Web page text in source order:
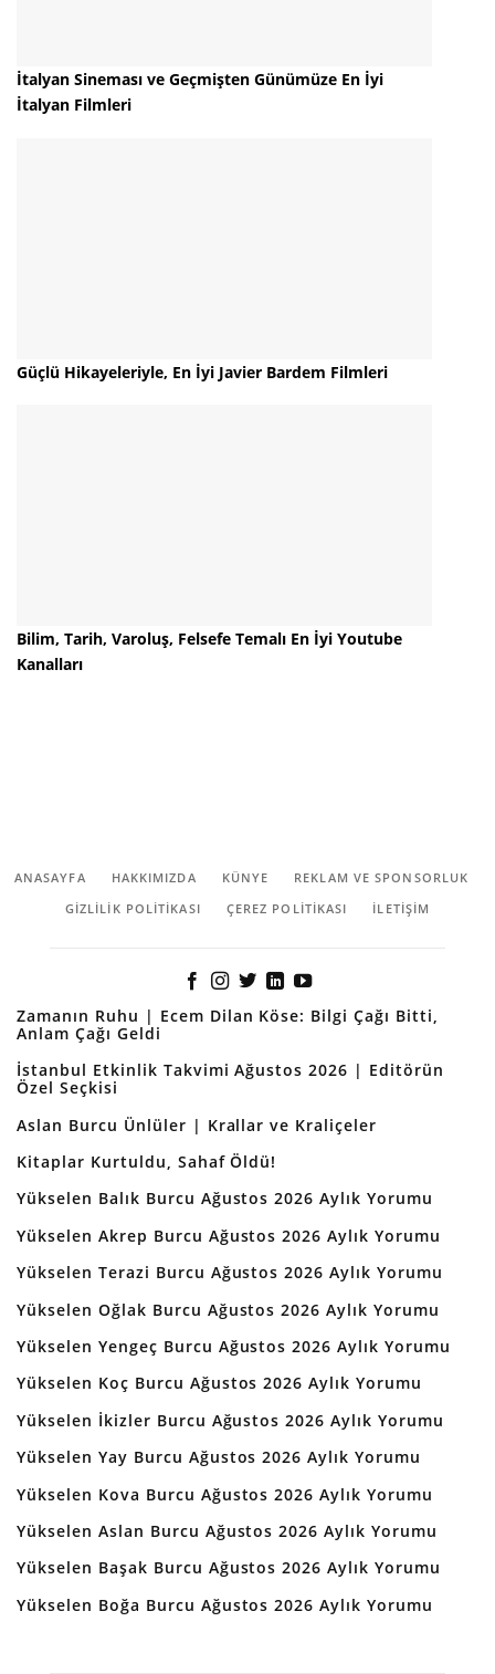
İtalyan Sineması ve Geçmişten Günümüze En İyi
İtalyan Filmleri
Güçlü Hikayeleriyle, En İyi Javier Bardem Filmleri
Bilim, Tarih, Varoluş, Felsefe Temalı En İyi Youtube
Kanalları
ANASAYFA HAKKIMIZDA KÜNYE
REKLAM VE SPONSORLUK
GIZLILIK POLITIKASI
ÇEREZ POLITIKASI İLETİŞİM
Zamanın Ruhu | Ecem Dilan Köse: Bilgi Çağı Bitti,
Anlam Çağı Geldi
İstanbul Etkinlik Takvimi Ağustos 2026 | Editörün
Özel Seçkisi
Aslan Burcu Ünlüler | Krallar ve Kraliçeler
Kitaplar Kurtuldu, Sahaf Öldü!
Yükselen Balık Burcu Ağustos 2026 Aylık Yorumu
Yükselen Akrep Burcu Ağustos 2026 Aylık Yorumu
Yükselen Terazi Burcu Ağustos 2026 Aylık Yorumu
Yükselen Oğlak Burcu Ağustos 2026 Aylık Yorumu
Yükselen Yengeç Burcu Ağustos 2026 Aylık Yorumu
Yükselen Koç Burcu Ağustos 2026 Aylık Yorumu
Yükselen İkizler Burcu Ağustos 2026 Aylık Yorumu
Yükselen Yay Burcu Ağustos 2026 Aylık Yorumu
Yükselen Kova Burcu Ağustos 2026 Aylık Yorumu
Yükselen Aslan Burcu Ağustos 2026 Aylık Yorumu
Yükselen Başak Burcu Ağustos 2026 Aylık Yorumu
Yükselen Boğa Burcu Ağustos 2026 Aylık Yorumu